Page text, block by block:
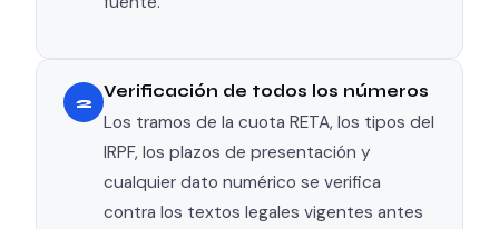
2
Verificación de todos los números
Los tramos de la cuota RETA, los tipos del
IRPF, los plazos de presentación y
cualquier dato numérico se verifica
contra los textos legales vigentes antes